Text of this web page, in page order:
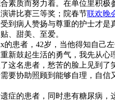
素质而努力着。在单位里积
讲比赛三等奖；院春节联欢晚
到病人赞扬与尊重的护士才
、甜美、至爱。
的患者，42岁，当他得知自己
新鼓起生活的勇气，我先从
这名患者，愁苦的脸上见到
要协助照顾到能够自理，自
症的患者，同时患有糖尿病